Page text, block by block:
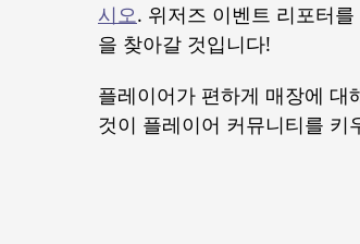
시오. 위저즈 이벤트 리포터
을 찾아갈 것입니다!
플레이어가 편하게 매장에
것이 플레이어 커뮤니티를 키